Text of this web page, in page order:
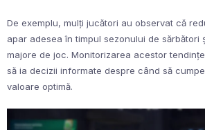
De exemplu, mulți jucători au observat că
apar adesea în timpul sezonului de sărbători
majore de joc. Monitorizarea acestor
să ia decizii informate despre când să
valoare optimă.